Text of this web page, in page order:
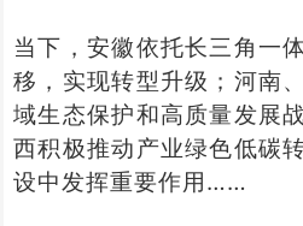
当下，安徽依托长三角一
移，实现转型升级；河南
域生态保护和高质量发展
西积极推动产业绿色低碳
设中发挥重要作用……